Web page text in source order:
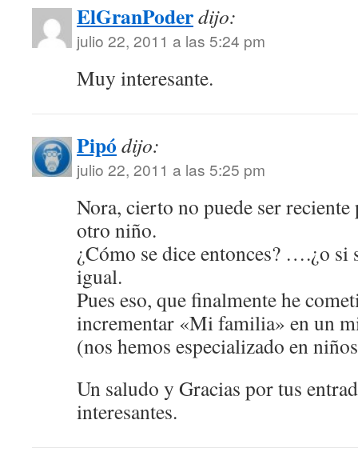
ElGranPoderdijo:
julio 22, 2011 a las 5:24 pm
Muy interesante.
Pipó dijo:
julio 22, 2011 a las 5:25 pm
Nora, cierto no puede ser
otro niño.
¿Cómo se dice entonces? ….¿o si
igual.
Pues eso, que finalmente he
incrementar «Mi familia» en un
(nos hemos especializado en
Un saludo y Gracias por tus
interesantes.